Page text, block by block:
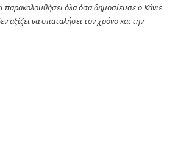
παρακολουθήσει όλα όσα δημοσίευσε ο Κάνιε
αξίζει να σπαταλήσει τον χρόνο και την